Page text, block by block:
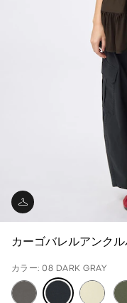
カーゴバレルアンク
カラー: 08 DARK GRAY